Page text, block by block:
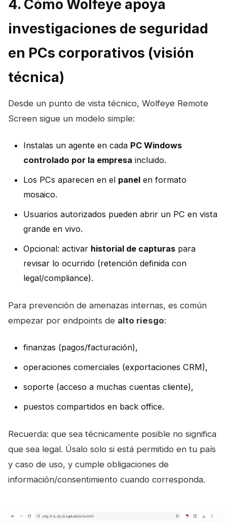
4. Cómo Wolfeye apoya
investigaciones de seguridad
en PCs corporativos (visión
técnica)
Desde un punto de vista técnico, Wolfeye Remote
Screen sigue un modelo simple:
Instalas un agente en cada PC Windows
controlado por la empresa incluido.
Los PCs aparecen en el panel en formato
mosaico.
Usuarios autorizados pueden abrir un PC en vista
grande en vivo.
Opcional: activar historial de capturas para
revisar lo ocurrido (retención definida con
legal/compliance).
Para prevención de amenazas internas, es común
empezar por endpoints de alto riesgo:
finanzas (pagos/facturación),
operaciones comerciales (exportaciones CRM),
soporte (acceso a muchas cuentas cliente),
puestos compartidos en back office.
Recuerda: que sea técnicamente posible no significa
que sea legal. Úsalo solo si está permitido en tu país
y caso de uso, y cumple obligaciones de
información/consentimiento cuando corresponda.